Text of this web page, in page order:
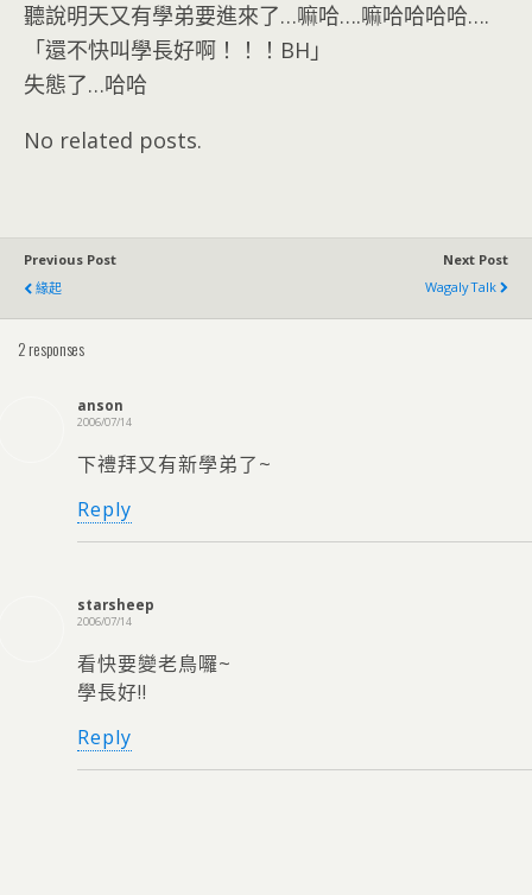
聽說明天又有學弟要進來了…嘛哈….嘛哈哈哈哈….
「還不快叫學長好啊！！！BH」
失態了…哈哈
No related posts.
Previous Post
緣起
Next Post
Wagaly Talk
2 responses
anson
2006/07/14
下禮拜又有新學弟了~
Reply
starsheep
2006/07/14
看快要變老鳥囉~
學長好!!
Reply